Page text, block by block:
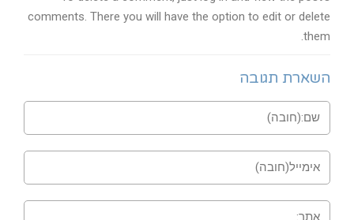
comments. There you will have the option to edit or delete
them.
השארת תגובה